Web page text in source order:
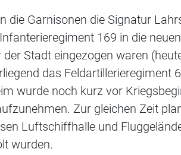
die Garnisonen die Signatur
169 in die
Stadt eingezogen waren (heute
das Feldartillerieregiment
wurde noch kurz vor
Zur gleichen Zeit
Luftschiffhalle und
wurden.